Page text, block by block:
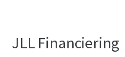
JLL Financiering